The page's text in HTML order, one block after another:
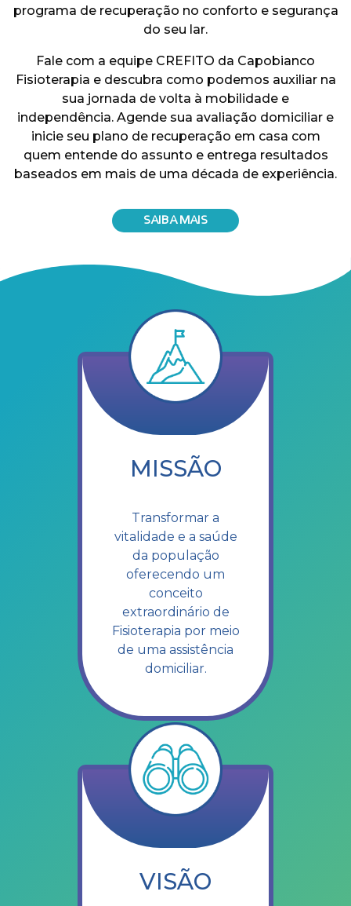
programa de recuperação no conforto e segurança
do seu lar.
Fale com a equipe CREFITO da Capobianco
Fisioterapia e descubra como podemos auxiliar na
sua jornada de volta à mobilidade e
independência. Agende sua avaliação domiciliar e
inicie seu plano de recuperação em casa com
quem entende do assunto e entrega resultados
baseados em mais de uma década de experiência.
SAIBA MAIS
MISSÃO
Transformar a
vitalidade e a saúde
da população
oferecendo um
conceito
extraordinário de
Fisioterapia por meio
de uma assistência
domiciliar.
VISÃO